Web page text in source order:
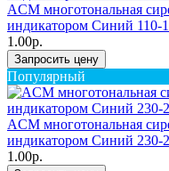
ACM многотональная
индикатором Синий 110-
1.00р.
Запросить цену
Популярный
ACM многотональная
индикатором Синий 230-
1.00р.